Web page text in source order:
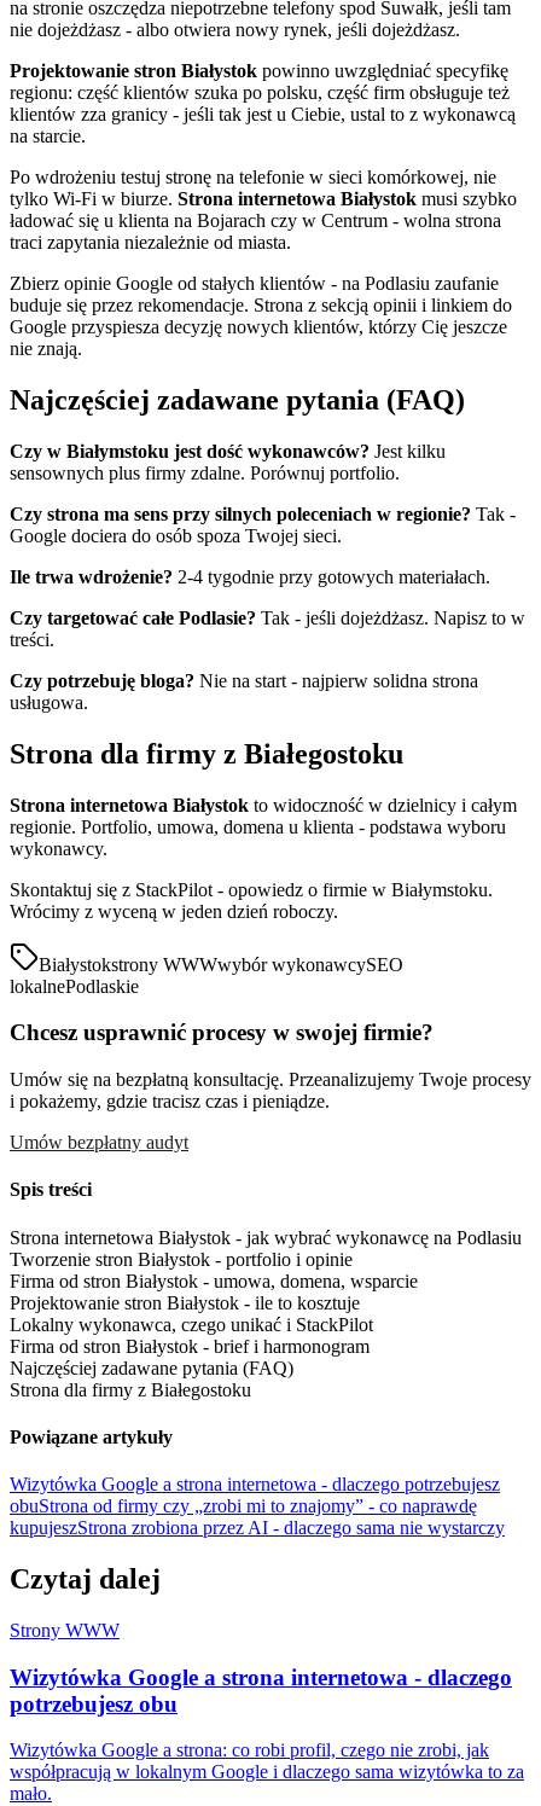
na stronie oszczędza niepotrzebne telefony spod Suwałk, jeśli tam
nie dojeżdżasz - albo otwiera nowy rynek, jeśli dojeżdżasz.
Projektowanie stron Białystok powinno uwzględniać specyfikę
regionu: część klientów szuka po polsku, część firm obsługuje też
klientów zza granicy - jeśli tak jest u Ciebie, ustal to z wykonawcą
na starcie.
Po wdrożeniu testuj stronę na telefonie w sieci komórkowej, nie
tylko Wi-Fi w biurze. Strona internetowa Białystok musi szybko
ładować się u klienta na Bojarach czy w Centrum - wolna strona
traci zapytania niezależnie od miasta.
Zbierz opinie Google od stałych klientów - na Podlasiu zaufanie
buduje się przez rekomendacje. Strona z sekcją opinii i linkiem do
Google przyspiesza decyzję nowych klientów, którzy Cię jeszcze
nie znają.
Najczęściej zadawane pytania (FAQ)
Czy w Białymstoku jest dość wykonawców? Jest kilku
sensownych plus firmy zdalne. Porównuj portfolio.
Czy strona ma sens przy silnych poleceniach w regionie? Tak -
Google dociera do osób spoza Twojej sieci.
Ile trwa wdrożenie? 2-4 tygodnie przy gotowych materiałach.
Czy targetować całe Podlasie? Tak - jeśli dojeżdżasz. Napisz to w
treści.
Czy potrzebuję bloga? Nie na start - najpierw solidna strona
usługowa.
Strona dla firmy z Białegostoku
Strona internetowa Białystok to widoczność w dzielnicy i całym
regionie. Portfolio, umowa, domena u klienta - podstawa wyboru
wykonawcy.
Skontaktuj się z StackPilot - opowiedz o firmie w Białymstoku.
Wrócimy z wyceną w jeden dzień roboczy.
Białystokstrony WWWwybór wykonawcySEO
lokalnePodlaskie
Chcesz usprawnić procesy w swojej firmie?
Umów się na bezpłatną konsultację. Przeanalizujemy Twoje procesy
i pokażemy, gdzie tracisz czas i pieniądze.
Umów bezpłatny audyt
Spis treści
Strona internetowa Białystok - jak wybrać wykonawcę na Podlasiu
Tworzenie stron Białystok - portfolio i opinie
Firma od stron Białystok - umowa, domena, wsparcie
Projektowanie stron Białystok - ile to kosztuje
Lokalny wykonawca, czego unikać i StackPilot
Firma od stron Białystok - brief i harmonogram
Najczęściej zadawane pytania (FAQ)
Strona dla firmy z Białegostoku
Powiązane artykuły
Wizytówka Google a strona internetowa - dlaczego potrzebujesz
obuStrona od firmy czy „zrobi mi to znajomy” - co naprawdę
kupujeszStrona zrobiona przez AI - dlaczego sama nie wystarczy
Czytaj dalej
Strony WWW
Wizytówka Google a strona internetowa - dlaczego
potrzebujesz obu
Wizytówka Google a strona: co robi profil, czego nie zrobi, jak
współpracują w lokalnym Google i dlaczego sama wizytówka to za
mało.